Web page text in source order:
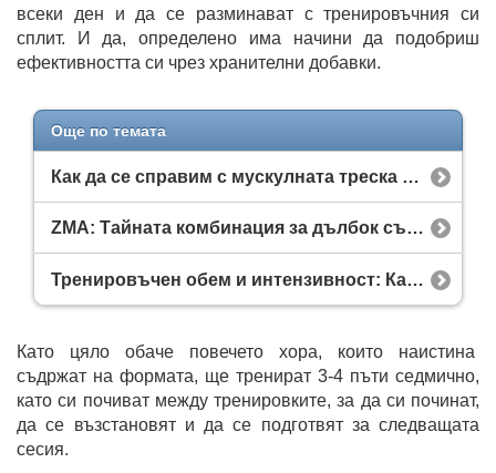
всеки ден и да се разминават с тренировъчния си
сплит. И да, определено има начини да подобриш
ефективността си чрез хранителни добавки.
Още по темата
Как да се справим с мускулната треска бързо и ефективно?
ZMA: Тайната комбинация за дълбок сън и по-висок тестостерон
Тренировъчен обем и интензивност: Как да ги балансираме за максимален растеж?
Като цяло обаче повечето хора, които наистина
съдржат на формата, ще тренират 3-4 пъти седмично,
като си почиват между тренировките, за да си починат,
да се възстановят и да се подготвят за следващата
сесия.